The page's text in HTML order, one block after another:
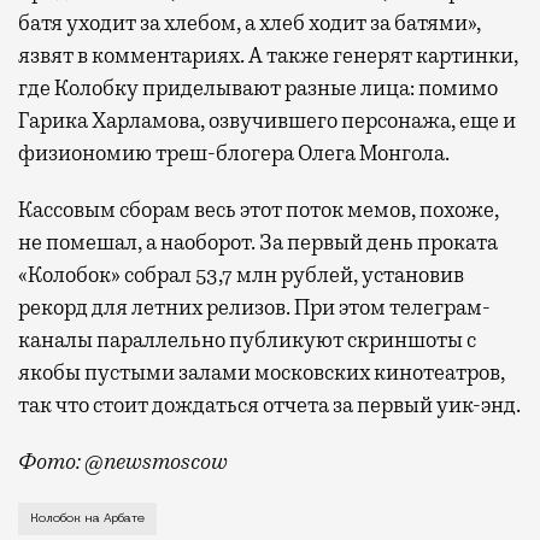
батя уходит за хлебом, а хлеб ходит за батями»,
язвят в комментариях. А также генерят картинки,
где Колобку приделывают разные лица: помимо
Гарика Харламова, озвучившего персонажа, еще и
физиономию треш-блогера Олега Монгола.
Кассовым сборам весь этот поток мемов, похоже,
не помешал, а наоборот. За первый день проката
«Колобок» собрал 53,7 млн рублей, установив
рекорд для летних релизов. При этом телеграм-
каналы параллельно публикуют скриншоты с
якобы пустыми залами московских кинотеатров,
так что стоит дождаться отчета за первый уик-энд.
Фото: @newsmoscow
Гигантского Колобка установили у кинотеатра
Колобок на Арбате